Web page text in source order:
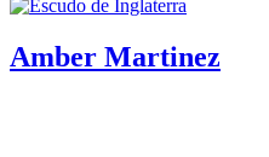
Amber Martinez